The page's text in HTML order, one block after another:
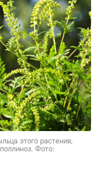
этого растения,
Фото: